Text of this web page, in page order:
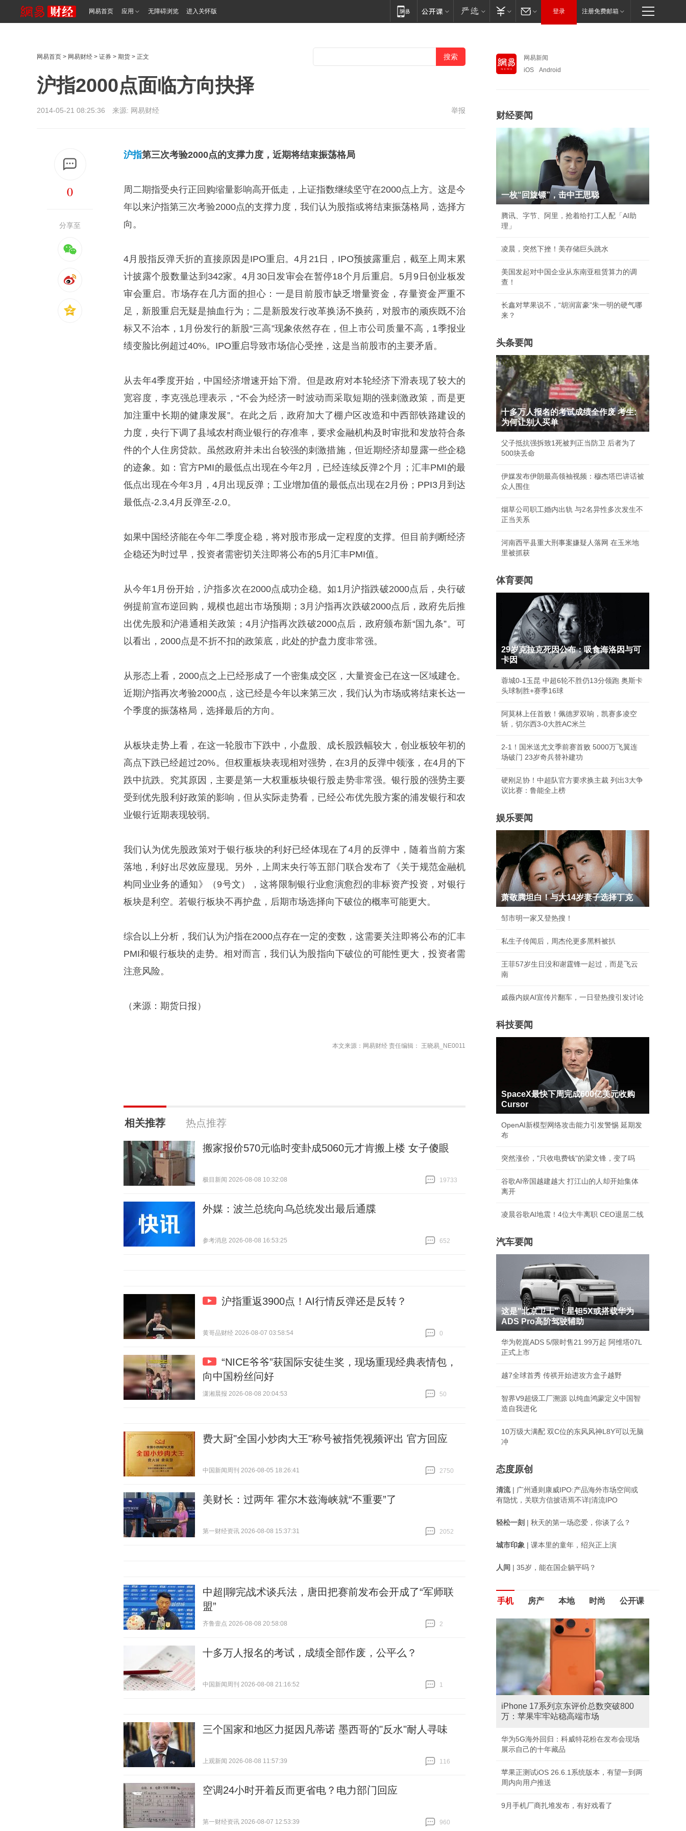
网易首页 应用 无障碍浏览 进入关怀版 登录 注册免费邮箱
网易首页 > 网易财经 > 证券 > 期货 > 正文
沪指2000点面临方向抉择
2014-05-21 08:25:36 来源: 网易财经 举报
0
分享至
沪指第三次考验2000点的支撑力度，近期将结束振荡格局
周二期指受央行正回购缩量影响高开低走，上证指数继续坚守在2000点上方。这是今
年以来沪指第三次考验2000点的支撑力度，我们认为股指或将结束振荡格局，选择方
向。
4月股指反弹夭折的直接原因是IPO重启。4月21日，IPO预披露重启，截至上周末累
计披露个股数量达到342家。4月30日发审会在暂停18个月后重启。5月9日创业板发
审会重启。市场存在几方面的担心：一是目前股市缺乏增量资金，存量资金严重不
足，新股重启无疑是抽血行为；二是新股发行改革换汤不换药，对股市的顽疾既不治
标又不治本，1月份发行的新股“三高”现象依然存在，但上市公司质量不高，1季报业
绩变脸比例超过40%。IPO重启导致市场信心受挫，这是当前股市的主要矛盾。
从去年4季度开始，中国经济增速开始下滑。但是政府对本轮经济下滑表现了较大的
宽容度，李克强总理表示，“不会为经济一时波动而采取短期的强刺激政策，而是更
加注重中长期的健康发展”。在此之后，政府加大了棚户区改造和中西部铁路建设的
力度，央行下调了县域农村商业银行的存准率，要求金融机构及时审批和发放符合条
件的个人住房贷款。虽然政府并未出台较强的刺激措施，但近期经济却显露一些企稳
的迹象。如：官方PMI的最低点出现在今年2月，已经连续反弹2个月；汇丰PMI的最
低点出现在今年3月，4月出现反弹；工业增加值的最低点出现在2月份；PPI3月到达
最低点-2.3,4月反弹至-2.0。
如果中国经济能在今年二季度企稳，将对股市形成一定程度的支撑。但目前判断经济
企稳还为时过早，投资者需密切关注即将公布的5月汇丰PMI值。
从今年1月份开始，沪指多次在2000点成功企稳。如1月沪指跌破2000点后，央行破
例提前宣布逆回购，规模也超出市场预期；3月沪指再次跌破2000点后，政府先后推
出优先股和沪港通相关政策；4月沪指再次跌破2000点后，政府颁布新“国九条”。可
以看出，2000点是不折不扣的政策底，此处的护盘力度非常强。
从形态上看，2000点之上已经形成了一个密集成交区，大量资金已在这一区域建仓。
近期沪指再次考验2000点，这已经是今年以来第三次，我们认为市场或将结束长达一
个季度的振荡格局，选择最后的方向。
从板块走势上看，在这一轮股市下跌中，小盘股、成长股跌幅较大，创业板较年初的
高点下跌已经超过20%。但权重板块表现相对强势，在3月的反弹中领涨，在4月的下
跌中抗跌。究其原因，主要是第一大权重板块银行股走势非常强。银行股的强势主要
受到优先股利好政策的影响，但从实际走势看，已经公布优先股方案的浦发银行和农
业银行近期表现较弱。
我们认为优先股政策对于银行板块的利好已经体现在了4月的反弹中，随着当前方案
落地，利好出尽效应显现。另外，上周末央行等五部门联合发布了《关于规范金融机
构同业业务的通知》（9号文），这将限制银行业愈演愈烈的非标资产投资，对银行
板块是利空。若银行板块不再护盘，后期市场选择向下破位的概率可能更大。
综合以上分析，我们认为沪指在2000点存在一定的变数，这需要关注即将公布的汇丰
PMI和银行板块的走势。相对而言，我们认为股指向下破位的可能性更大，投资者需
注意风险。
（来源：期货日报）
本文来源：网易财经 责任编辑： 王晓易_NE0011
相关推荐 热点推荐
搬家报价570元临时变卦成5060元才肯搬上楼 女子傻眼
极目新闻 2026-08-08 10:32:08
19733
外媒：波兰总统向乌总统发出最后通牒
参考消息 2026-08-08 16:53:25
652
沪指重返3900点！AI行情反弹还是反转？
黄哥品财经 2026-08-07 03:58:54
0
“NICE爷爷”获国际安徒生奖，现场重现经典表情包，
向中国粉丝问好
潇湘晨报 2026-08-08 20:04:53
50
费大厨"全国小炒肉大王"称号被指凭视频评出 官方回应
中国新闻周刊 2026-08-05 18:26:41
2750
美财长：过两年 霍尔木兹海峡就“不重要”了
第一财经资讯 2026-08-08 15:37:31
2052
中超|聊完战术谈兵法，唐田把赛前发布会开成了“军师联
盟”
齐鲁壹点 2026-08-08 20:58:08
2
十多万人报名的考试，成绩全部作废，公平么？
中国新闻周刊 2026-08-08 21:16:52
1
三个国家和地区力挺因凡蒂诺 墨西哥的"反水"耐人寻味
上观新闻 2026-08-08 11:57:39
116
空调24小时开着反而更省电？电力部门回应
第一财经资讯 2026-08-07 12:53:39
960
网易新闻
iOS
Android
财经要闻
一枚“回旋镖”，击中王思聪
腾讯、字节、阿里，抢着给打工人配「AI助
理」
凌晨，突然下挫！美存储巨头跳水
美国发起对中国企业从东南亚租赁算力的调
查！
长鑫对苹果说不，“胡润富豪”朱一明的硬气哪
来？
头条要闻
十多万人报名的考试成绩全作废 考生:
为何让别人买单
父子抵抗强拆致1死被判正当防卫 后者为了
500块丢命
伊媒发布伊朗最高领袖视频：穆杰塔巴讲话被
众人围住
烟草公司职工婚内出轨 与2名异性多次发生不
正当关系
河南西平县重大刑事案嫌疑人落网 在玉米地
里被抓获
体育要闻
29岁克拉克死因公布：吸食海洛因与可
卡因
蓉城0-1玉昆 中超6轮不胜仍13分领跑 奥斯卡
头球制胜+赛季16球
阿莫林上任首败！佩德罗双响，凯赛多凌空
斩，切尔西3-0大胜AC米兰
2-1！国米送尤文季前赛首败 5000万飞翼连
场破门 23岁奇兵替补建功
硬刚足协！中超队官方要求换主裁 列出3大争
议比赛：鲁能全上榜
娱乐要闻
萧敬腾坦白！与大14岁妻子选择丁克
邹市明一家又登热搜！
私生子传闻后，周杰伦更多黑料被扒
王菲57岁生日没和谢霆锋一起过，而是飞云
南
戚薇内娱AI宣传片翻车，一日登热搜引发讨论
科技要闻
SpaceX最快下周完成600亿美元收购
Cursor
OpenAI新模型网络攻击能力引发警惕 延期发
布
突然涨价，"只收电费钱"的梁文锋，变了吗
谷歌AI帝国越建越大 打江山的人却开始集体
离开
凌晨谷歌AI地震！4位大牛离职 CEO退居二线
汽车要闻
这是"北京卫士"！星钽5X或搭载华为
ADS Pro高阶驾驶辅助
华为乾崑ADS 5/限时售21.99万起 阿维塔07L
正式上市
越7全球首秀 传祺开始进攻方盒子越野
智界V9超级工厂溯源 以纯血鸿蒙定义中国智
造自我进化
10万级大满配 双C位的东风风神L8Y可以无脑
冲
态度原创
清流| 广州通则康威IPO:产品海外市场空间或
有隐忧，关联方信披语焉不详|清流IPO
轻松一刻 | 秋天的第一场恋爱，你谈了么？
城市印象 | 课本里的童年，绍兴正上演
人间 | 35岁，能在国企躺平吗？
手机 房产 本地 时尚 公开课
iPhone 17系列京东评价总数突破800
万：苹果牢牢站稳高端市场
华为5G海外回归：科威特花粉在发布会现场
展示自己的十年藏品
苹果正测试iOS 26.6.1系统版本，有望一到两
周内向用户推送
9月手机厂商扎堆发布，有好戏看了